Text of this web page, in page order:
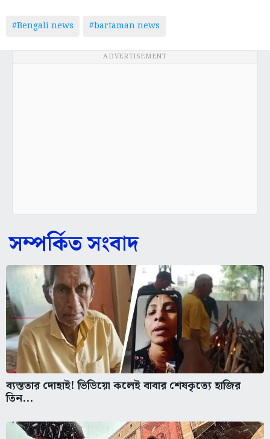
#Bengali news #bartaman news
ADVERTISEMENT
সম্পর্কিত সংবাদ
ব্যস্ততার দোহাই! ভিডিয়ো কলেই বাবার শেষকৃত্যে হাজির
তিন...